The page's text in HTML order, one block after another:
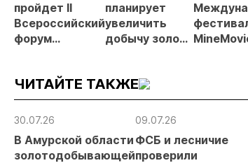
пройдет II
Всероссийский
форум
России»
планирует
увеличить
добычу золота
ЧИТАЙТЕ ТАКЖЕ
30.07.26
В Амурской области
золотодобывающей
09.07.26
ФСБ и лесничие
проверили